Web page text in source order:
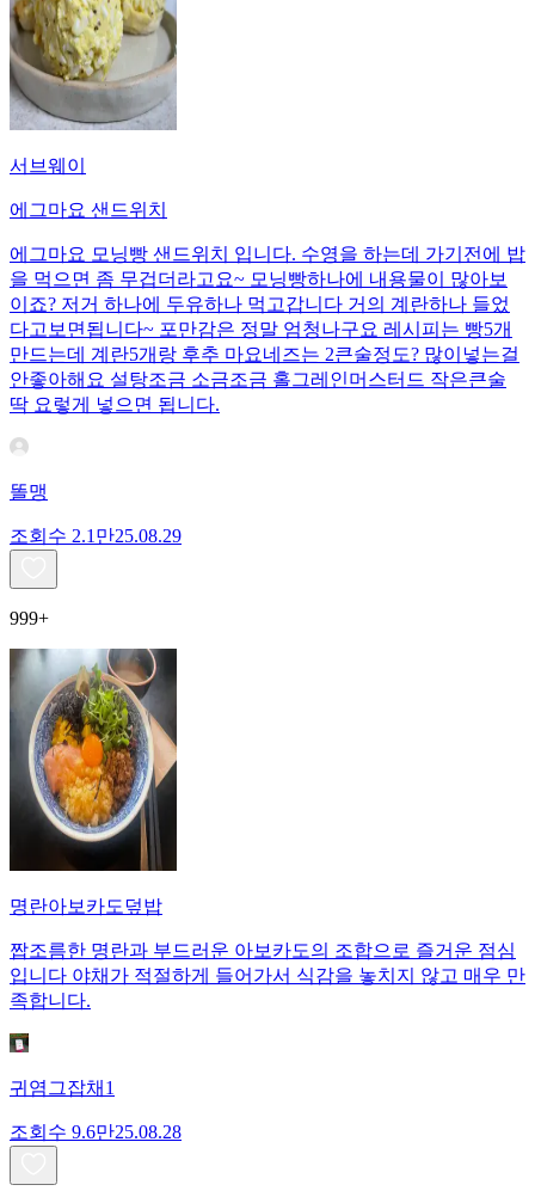
서브웨이
에그마요 샌드위치
에그마요 모닝빵 샌드위치 입니다. 수영을 하는데 가기전에 밥
을 먹으면 좀 무겁더라고요~ 모닝빵하나에 내용물이 많아보
이죠? 저거 하나에 두유하나 먹고갑니다 거의 계란하나 들었
다고보면됩니다~ 포만감은 정말 엄청나구요 레시피는 빵5개
만드는데 계란5개랑 후추 마요네즈는 2큰술정도? 많이넣는걸
안좋아해요 설탕조금 소금조금 홀그레인머스터드 작은큰술
딱 요렇게 넣으면 됩니다.
똘맹
조회수 2.1만25.08.29
999+
명란아보카도덮밥
짭조름한 명란과 부드러운 아보카도의 조합으로 즐거운 점심
입니다 야채가 적절하게 들어가서 식감을 놓치지 않고 매우 만
족합니다.
귀염그잡채1
조회수 9.6만25.08.28